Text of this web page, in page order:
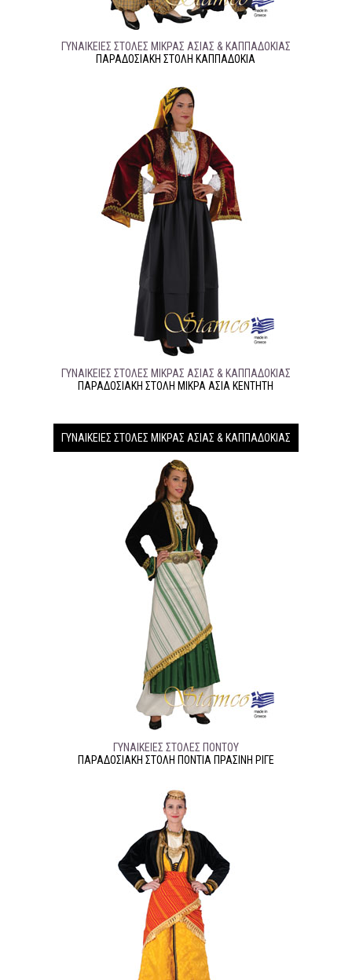
ΓΥΝΑΙΚΕΊΕΣ ΣΤΟΛΈΣ ΜΙΚΡΆΣ ΑΣΊΑΣ & ΚΑΠΠΑΔΟΚΊΑΣ
ΠΑΡΑΔΟΣΙΑΚΉ ΣΤΟΛΉ ΚΑΠΠΑΔΟΚΙΑ
ΓΥΝΑΙΚΕΊΕΣ ΣΤΟΛΈΣ ΜΙΚΡΆΣ ΑΣΊΑΣ & ΚΑΠΠΑΔΟΚΊΑΣ
ΠΑΡΑΔΟΣΙΑΚΉ ΣΤΟΛΉ ΜΙΚΡΑ ΑΣΙΑ ΚΕΝΤΗΤΗ
ΓΥΝΑΙΚΕΊΕΣ ΣΤΟΛΈΣ ΜΙΚΡΆΣ ΑΣΊΑΣ & ΚΑΠΠΑΔΟΚΊΑΣ
ΓΥΝΑΙΚΕΊΕΣ ΣΤΟΛΈΣ ΠΌΝΤΟΥ
ΠΑΡΑΔΟΣΙΑΚΉ ΣΤΟΛΉ ΠΟΝΤΙΑ ΠΡΑΣΙΝΗ ΡΙΓΕ